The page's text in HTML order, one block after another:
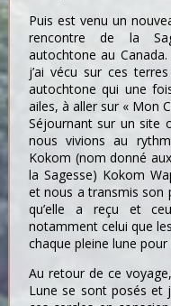
Puis est venu un
rencontre de la
autochtone au
j’ai vécu sur ces
autochtone qui une
ailes, à aller sur « Mon
Séjournant sur un site
nous vivions au
Kokom (nom donné
la Sagesse) Kokom
et nous a transmis son
qu’elle a reçu et
notamment celui que
chaque pleine lune
Au retour de ce
Lune se sont posés et